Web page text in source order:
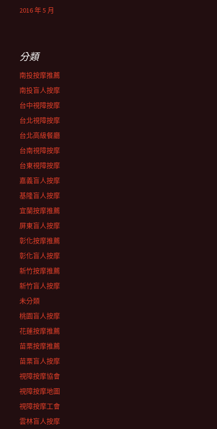
2016 年 5 月
分類
南投按摩推薦
南投盲人按摩
台中視障按摩
台北視障按摩
台北高級餐廳
台南視障按摩
台東視障按摩
嘉義盲人按摩
基隆盲人按摩
宜蘭按摩推薦
屏東盲人按摩
彰化按摩推薦
彰化盲人按摩
新竹按摩推薦
新竹盲人按摩
未分類
桃園盲人按摩
花蓮按摩推薦
苗栗按摩推薦
苗栗盲人按摩
視障按摩協會
視障按摩地圖
視障按摩工會
雲林盲人按摩